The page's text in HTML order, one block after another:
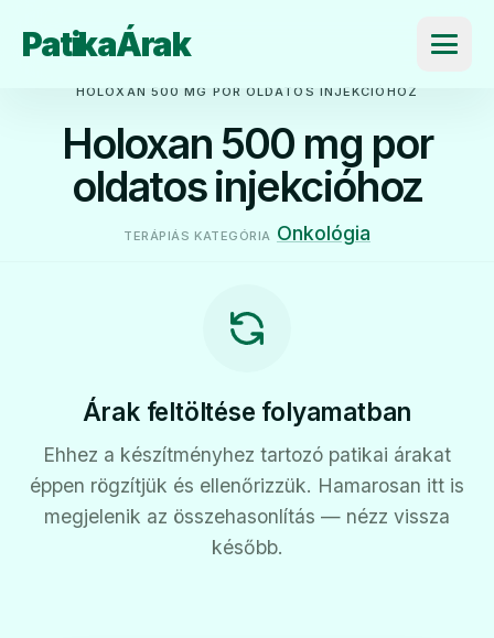
PatikaÁrak
HOLOXAN 500 MG POR OLDATOS INJEKCIÓHOZ
Holoxan 500 mg por
oldatos injekcióhoz
TERÁPIÁS KATEGÓRIA Onkológia
Árak feltöltése folyamatban
Ehhez a készítményhez tartozó patikai árakat
éppen rögzítjük és ellenőrizzük. Hamarosan itt is
megjelenik az összehasonlítás — nézz vissza
később.